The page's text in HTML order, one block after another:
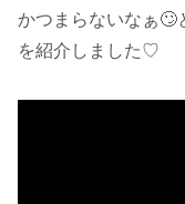
かつまらないなぁ🙄
を紹介しました♡